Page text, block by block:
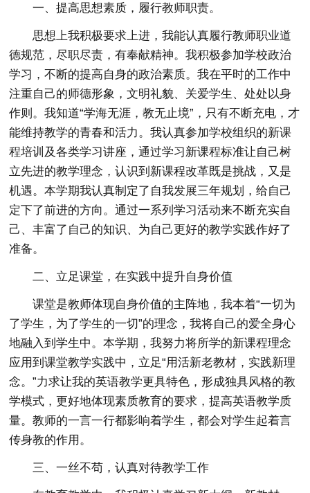
一、提高思想素质，履行教师职责。
思想上我积极要求上进，我能认真履行教师职业道
德规范，尽职尽责，有奉献精神。我积极参加学校政治
学习，不断的提高自身的政治素质。我在平时的工作中
注重自己的师德形象，文明礼貌、关爱学生、处处以身
作则。我知道“学海无涯，教无止境”，只有不断充电，才
能维持教学的青春和活力。我认真参加学校组织的新课
程培训及各类学习讲座，通过学习新课程标准让自己树
立先进的教学理念，认识到新课程改革既是挑战，又是
机遇。本学期我认真制定了自我发展三年规划，给自己
定下了前进的方向。通过一系列学习活动来不断充实自
己、丰富了自己的知识、为自己更好的教学实践作好了
准备。
二、立足课堂，在实践中提升自身价值
课堂是教师体现自身价值的主阵地，我本着“一切为
了学生，为了学生的一切”的理念，我将自己的爱全身心
地融入到学生中。本学期，我努力将所学的新课程理念
应用到课堂教学实践中，立足“用活新老教材，实践新理
念。”力求让我的英语教学更具特色，形成独具风格的教
学模式，更好地体现素质教育的要求，提高英语教学质
量。教师的一言一行都影响着学生，都会对学生起着言
传身教的作用。
三、一丝不苟，认真对待教学工作